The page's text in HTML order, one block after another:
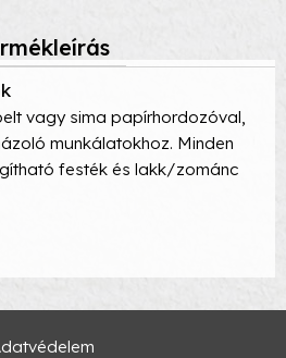
vagy sima papírhordozóval,
munkálatokhoz. Minden
festék és lakk/zománc